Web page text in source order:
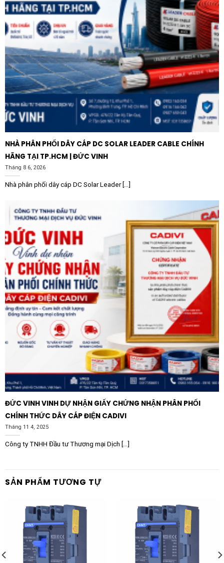
bảo vệ quá tải ngắn mạch tốt chính là giải pháp kinh tế
và an toàn, đáp ứng mọi yêu cầu khắt khe về bảo vệ hệ
thống điện hiện đại.
NHÀ PHÂN PHỐI DÂY CÁP DC SOLAR LEADER CABLE CHÍNH
HÃNG TẠI TP.HCM | ĐỨC VINH
Tháng 8 6, 2026
Nhà phân phối dây cáp DC Solar Leader [...]
ĐỨC VINH VINH DỰ NHẬN GIẤY CHỨNG NHẬN PHÂN PHỐI
CHÍNH THỨC DÂY CÁP ĐIỆN CADIVI
Tháng 11 4, 2025
Công ty TNHH Đầu tư Thương mại Dịch [...]
SẢN PHẨM TƯƠNG TỰ